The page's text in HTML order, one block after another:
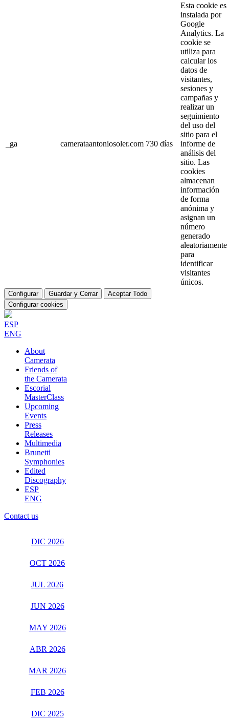
_ga camerataantoniosoler.com 730 días
Esta cookie es
instalada por
Google
Analytics. La
cookie se
utiliza para
calcular los
datos de
visitantes,
sesiones y
campañas y
realizar un
seguimiento
del uso del
sitio para el
informe de
análisis del
sitio. Las
cookies
almacenan
información
de forma
anónima y
asignan un
número
generado
aleatoriamente
para
identificar
visitantes
únicos.
Configurar Guardar y Cerrar
Aceptar Todo
Configurar cookies
ESP
ENG
About
Camerata
Friends of
the Camerata
Escorial
MasterClass
Upcoming
Events
Press
Releases
Multimedia
Brunetti
Symphonies
Edited
Discography
ESP
ENG
Contact us
DIC 2026
OCT 2026
JUL 2026
JUN 2026
MAY 2026
ABR 2026
MAR 2026
FEB 2026
DIC 2025